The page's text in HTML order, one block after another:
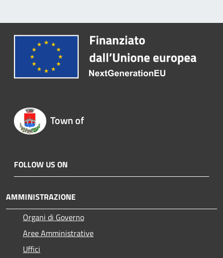
Town of
FOLLOW US ON
AMMINISTRAZIONE
Organi di Governo
Aree Amministrative
Uffici